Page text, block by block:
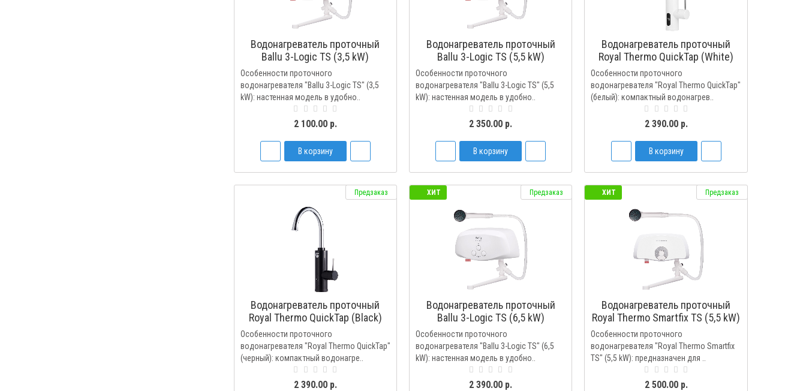
Водонагреватель проточный
Ballu 3-Logic TS (3,5 kW)
кран+душ
Особенности проточного
водонагревателя "Ballu 3-Logic TS" (3,5
kW): настенная модель в удобно..
2 100.00 р.
В корзину
Водонагреватель проточный
Ballu 3-Logic TS (5,5 kW)
кран+душ
Особенности проточного
водонагревателя "Ballu 3-Logic TS" (5,5
kW): настенная модель в удобно..
2 350.00 р.
В корзину
Водонагреватель проточный
Royal Thermo QuickTap (White)
Особенности проточного
водонагревателя "Royal Thermo QuickTap"
(белый): компактный водонагрев..
2 390.00 р.
В корзину
Предзаказ
Водонагреватель проточный
Royal Thermo QuickTap (Black)
Особенности проточного
водонагревателя "Royal Thermo QuickTap"
(черный): компактный водонагре..
2 390.00 р.
ХИТ Предзаказ
Водонагреватель проточный
Ballu 3-Logic TS (6,5 kW)
кран+душ
Особенности проточного
водонагревателя "Ballu 3-Logic TS" (6,5
kW): настенная модель в удобно..
2 390.00 р.
ХИТ Предзаказ
Водонагреватель проточный
Royal Thermo Smartfix TS (5,5 kW)
кран+душ
Особенности проточного
водонагревателя "Royal Thermo Smartfix
TS" (5,5 kW): предназначен для ..
2 500.00 р.